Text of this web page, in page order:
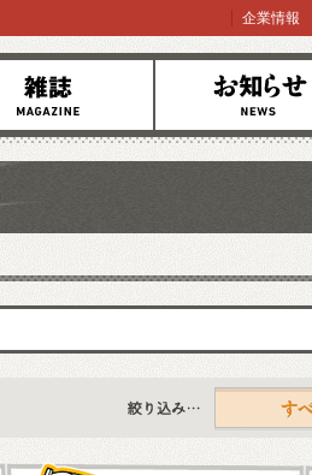
お知らせ
企業情報
すべて